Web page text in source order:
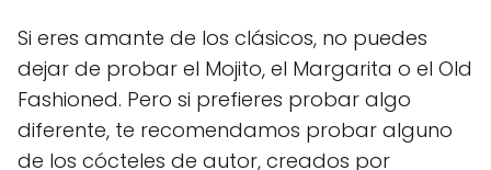
Si eres amante de los clásicos, no puedes
dejar de probar el Mojito, el Margarita o el Old
Fashioned. Pero si prefieres probar algo
diferente, te recomendamos probar alguno
de los cócteles de autor, creados por